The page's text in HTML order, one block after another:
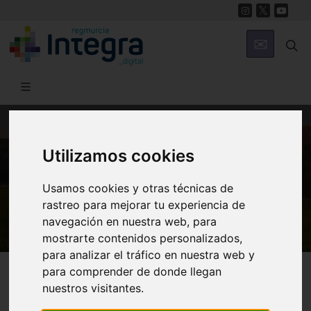
Utilizamos cookies
Usamos cookies y otras técnicas de
rastreo para mejorar tu experiencia de
navegación en nuestra web, para
mostrarte contenidos personalizados,
para analizar el tráfico en nuestra web y
para comprender de donde llegan
nuestros visitantes.
MUNICIPIOS
Casa de la Cultura de Fuente Álamo
Fuente Álamo Centros Culturales